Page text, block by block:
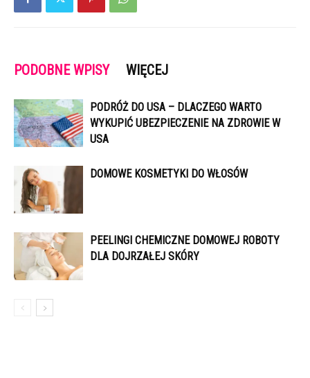
PODOBNE WPISY WIĘCEJ
PODRÓŻ DO USA – DLACZEGO WARTO
WYKUPIĆ UBEZPIECZENIE NA ZDROWIE W
USA
DOMOWE KOSMETYKI DO WŁOSÓW
PEELINGI CHEMICZNE DOMOWEJ ROBOTY
DLA DOJRZAŁEJ SKÓRY